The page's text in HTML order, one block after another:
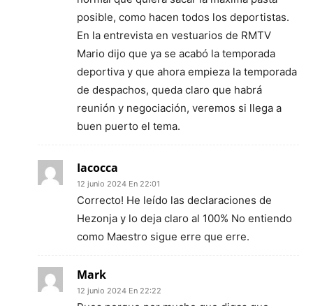
posible, como hacen todos los deportistas.
En la entrevista en vestuarios de RMTV
Mario dijo que ya se acabó la temporada
deportiva y que ahora empieza la temporada
de despachos, queda claro que habrá
reunión y negociación, veremos si llega a
buen puerto el tema.
Iacocca
12 junio 2024 En 22:01
Correcto! He leído las declaraciones de
Hezonja y lo deja claro al 100% No entiendo
como Maestro sigue erre que erre.
Mark
12 junio 2024 En 22:22